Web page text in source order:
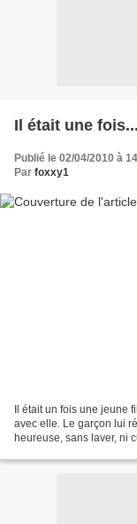
Il était une fois...
Publié le 02/04/2010 à
Par foxxy1
Il était un fois une
avec elle. Le garçon lui
heureuse, sans laver, ni